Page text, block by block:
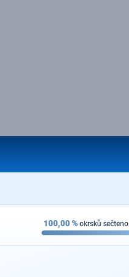
100,00% okrsků sečteno